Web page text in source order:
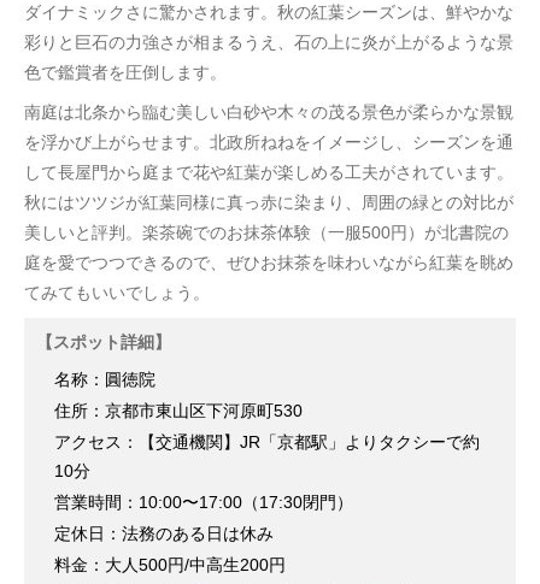
ダイナミックさに驚かされます。秋の紅葉シーズンは、鮮やかな
彩りと巨石の力強さが相まるうえ、石の上に炎が上がるような景
色で鑑賞者を圧倒します。
南庭は北条から臨む美しい白砂や木々の茂る景色が柔らかな景観
を浮かび上がらせます。北政所ねねをイメージし、シーズンを通
して長屋門から庭まで花や紅葉が楽しめる工夫がされています。
秋にはツツジが紅葉同様に真っ赤に染まり、周囲の緑との対比が
美しいと評判。楽茶碗でのお抹茶体験（一服500円）が北書院の
庭を愛でつつできるので、ぜひお抹茶を味わいながら紅葉を眺め
てみてもいいでしょう。
【スポット詳細】
名称：圓徳院
住所：京都市東山区下河原町530
アクセス：【交通機関】JR「京都駅」よりタクシーで約
10分
営業時間：10:00〜17:00（17:30閉門）
定休日：法務のある日は休み
料金：大人500円/中高生200円